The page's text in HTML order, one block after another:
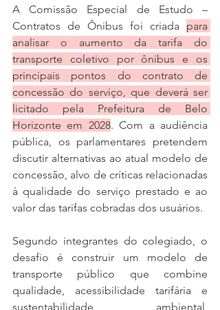
A Comissão Especial de Estudo –
Contratos de Ônibus foi criada para
analisar o aumento da tarifa do
transporte coletivo por ônibus e os
principais pontos do contrato de
concessão do serviço, que deverá ser
licitado pela Prefeitura de Belo
Horizonte em 2028. Com a audiência
pública, os parlamentares pretendem
discutir alternativas ao atual modelo de
concessão, alvo de críticas relacionadas
à qualidade do serviço prestado e ao
valor das tarifas cobradas dos usuários.
Segundo integrantes do colegiado, o
desafio é construir um modelo de
transporte público que combine
qualidade, acessibilidade tarifária e
sustentabilidade ambiental,